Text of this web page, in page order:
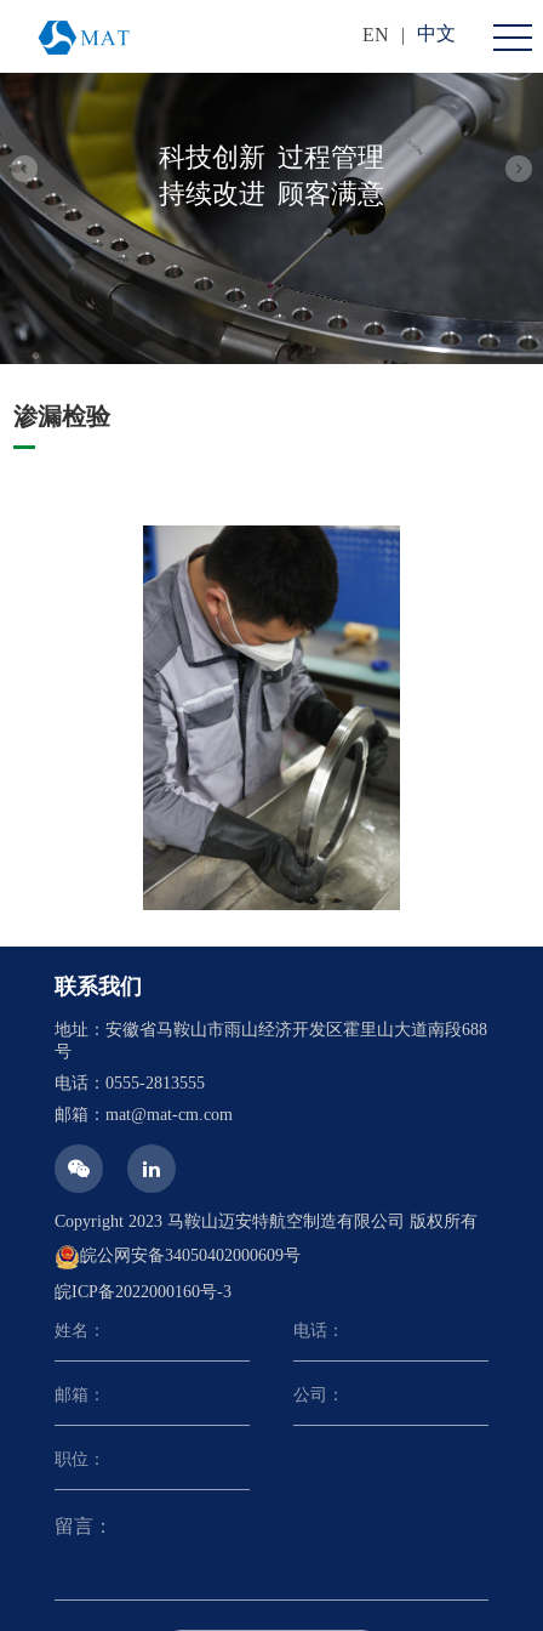
EN | 中文
科技创新 过程管理
持续改进 顾客满意
渗漏检验
联系我们
地址：安徽省马鞍山市雨山经济开发区霍里山大道南段688
号
电话：0555-2813555
邮箱：mat@mat-cm.com
Copyright 2023 马鞍山迈安特航空制造有限公司 版权所有
皖公网安备34050402000609号
皖ICP备2022000160号-3